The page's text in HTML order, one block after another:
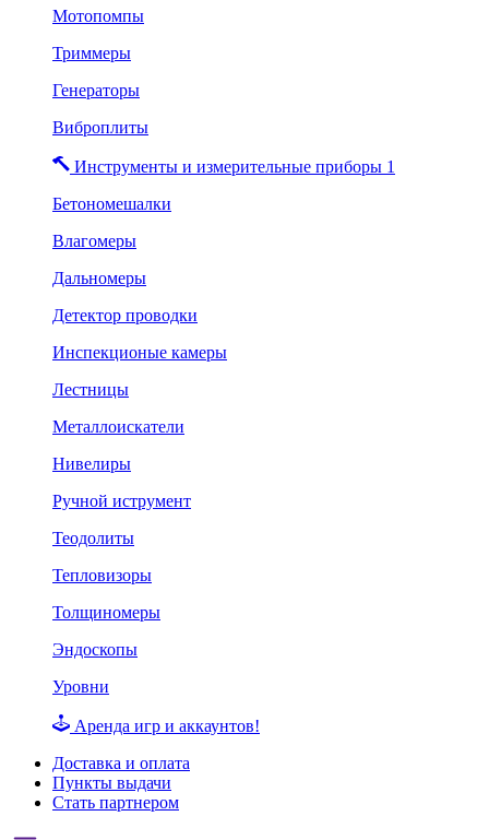
Мотопомпы
Триммеры
Генераторы
Виброплиты
Инструменты и измерительные приборы 1
Бетономешалки
Влагомеры
Дальномеры
Детектор проводки
Инспекционые камеры
Лестницы
Металлоискатели
Нивелиры
Ручной иструмент
Теодолиты
Тепловизоры
Толщиномеры
Эндоскопы
Уровни
Аренда игр и аккаунтов!
Доставка и оплата
Пункты выдачи
Стать партнером